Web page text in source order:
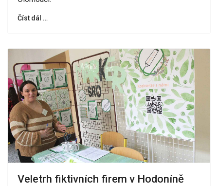
Číst dál …
Veletrh fiktivních firem v Hodoníně